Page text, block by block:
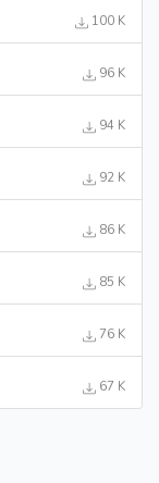
100 K
96 K
94 K
92 K
86 K
85 K
76 K
67 K